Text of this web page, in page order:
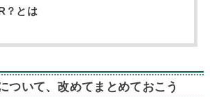
？とは
ついて、改めてまとめておこう